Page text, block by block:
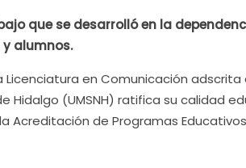
que se desarrolló en la
alumnos.
Licenciatura en Comunicación
Hidalgo (UMSNH) ratifica su calidad
de Programas